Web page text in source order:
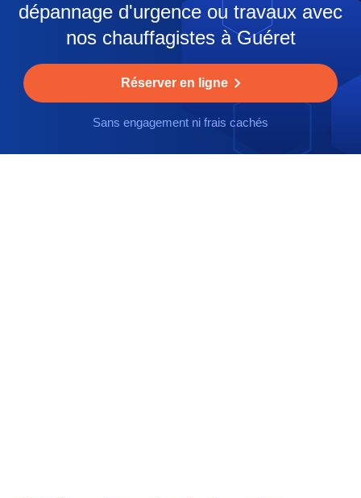
dépannage d'urgence ou travaux avec
nos chauffagistes à Guéret
Réserver en ligne
Sans engagement ni frais cachés